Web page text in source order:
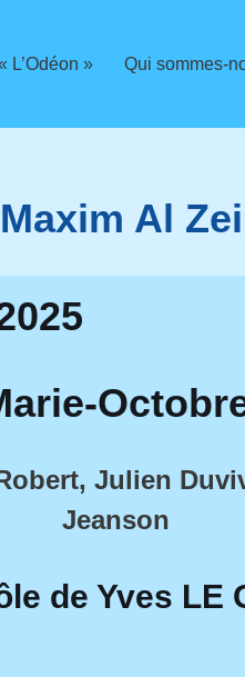
L’Odéon » Qui sommes-
Al
Julien
Jeanson
de Yves LE